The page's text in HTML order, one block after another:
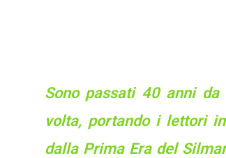
Sono passati 40 anni
volta, portando i lettori
dalla Prima Era del